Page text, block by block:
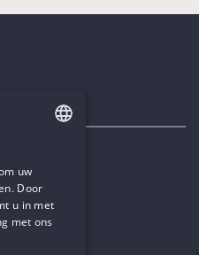
DUTCH
uw
Door
u in met
met ons